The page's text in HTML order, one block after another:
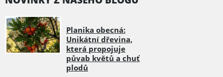
Planika obecná:
Unikátní dřevina,
která propojuje
půvab květů a chuť
plodů